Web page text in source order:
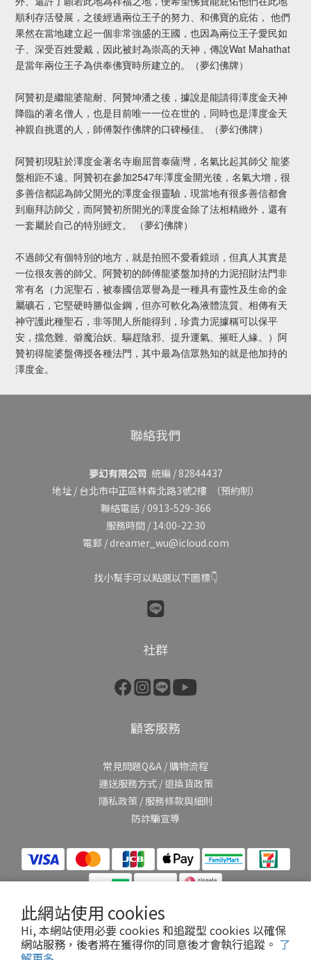
此網站使用 cookies
Hi, 本網站使用必要 cookies 和追蹤型 cookies 以確保
網站服務，後者將在獲得你的同意後才會執行追蹤。 了
順利存活發展，之後經過兩位王子的努力、和佛寶的庇佑， 他們
果然在當地建立起一個非常強盛的王國，也因為兩位王子愛民如
子、深受百姓愛戴，因此被封為崇高的天神，傳說Wat Mahathat
是當年兩位王子為供奉佛寶時所建立的。（夢幻佛牌）
阿贊初是繼龍婆龍耐、阿贊坤潘之後，據說是能請得澤度金天神
降臨的著名僧人，也是目前唯一一位在世的，同時也是澤度金天
神親自挑選的人，師傅製作佛牌的口碑極佳。（夢幻佛牌）
阿贊初現駐於澤度金著名寺廟屈普泰薩灣，名氣比起其師父 龍婆
盤相距不遠。阿贊初在參加2547年澤度金開光後，名氣大增，很
多善信都認為師父開光的澤度金很靈驗，現當地有很多善信都會
到廟拜訪師父，而阿贊初所開光的澤度金除了法相精緻外，還有
一套屬於自己的特別經文。 （夢幻佛牌）
不過師父有個特別的地方，就是拍照不愛看鏡頭，但真人其實是
一位很友善的師父。阿贊初的師傅龍婆盤加持的力泥招財法門非
常有名（力泥聖石，被泰國信眾譽為是一種具有靈性及生命的金
屬礦石，它堅硬時勝似金鋼，但亦可軟化為液體流質。相傳有天
神守護此種聖石，非等閒人所能得到，珍貴力泥據稱可以保平
安，擋危難、僻魔治妖、驅趕陰邪、提升運氣、摧旺人緣。）阿
贊初得龍婆盤傳授各種法門，其中最為信眾熟知的就是他加持的
澤度金。
聯絡我們
夢幻有限公司 統編 / 82844437
地址 / 台北市中正區林森北路3號2樓（預約制）
聯絡電話 / 0913-529-366
服務時間 / 14:00-22:30
電郵 / dreamer_wu@icloud.com
找小幫手可以點選以下圖標👇
社群
顧客服務
常見問題Q&A / 購物流程
運送服務方式/ 退換貨政策
隱私政策/ 服務條款與細則
防詐騙宣導
提醒您，我們不會以電話或簡訊方式通知變更付款方式。